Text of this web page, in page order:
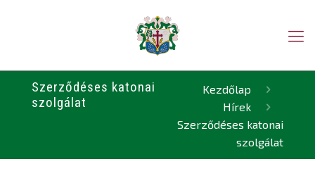
Szerződéses katonai
szolgálat
Kezdőlap
Hírek
Szerződéses katonai
szolgálat